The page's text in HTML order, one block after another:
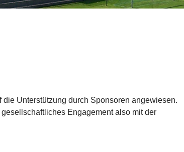
Unterstützung durch Sponsoren angewiesen.
Engagement also mit der